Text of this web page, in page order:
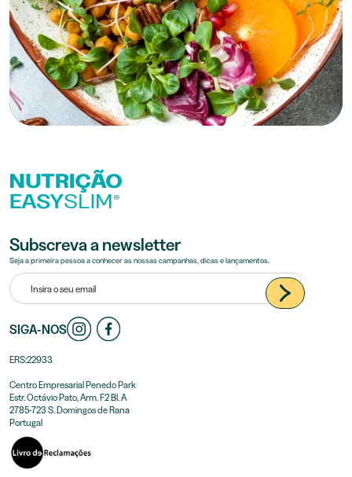
Subscreva a newsletter
Seja a primeira pessoa a conhecer as nossas campanhas, dicas e lançamentos.
SIGA-NOS
ERS:22933
Centro Empresarial Penedo Park
Estr. Octávio Pato, Arm. F2 Bl. A
2785-723 S. Domingos de Rana
Portugal